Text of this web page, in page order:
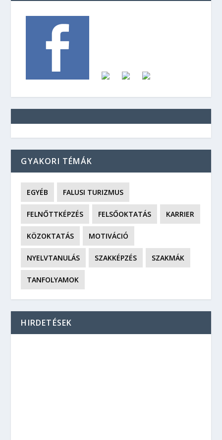
GYAKORI TÉMÁK
EGYÉB FALUSI TURIZMUS
FELNŐTTKÉPZÉS FELSŐOKTATÁS KARRIER
KÖZOKTATÁS MOTIVÁCIÓ
NYELVTANULÁS SZAKKÉPZÉS SZAKMÁK
TANFOLYAMOK
HIRDETÉSEK